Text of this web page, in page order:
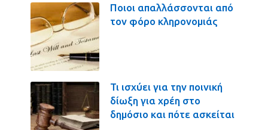
Ποιοι απαλλάσσονται από
τον φόρο κληρονομιάς
Τι ισχύει για την ποινική
δίωξη για χρέη στο
δημόσιο και πότε ασκείται